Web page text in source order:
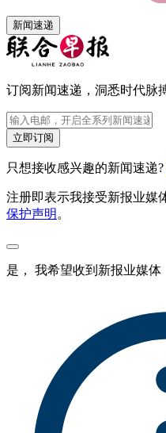
新闻速递
订阅新闻速递，洞悉时代脉
立即订阅
只想接收感兴趣的新闻速递?
注册即表示我接受新报业媒
保护声明。
是， 我希望收到新报业媒体